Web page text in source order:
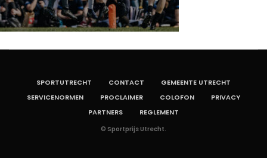
SPORTUTRECHT CONTACT
GEMEENTE UTRECHT
SERVICENORMEN
PROCLAIMER COLOFON
PRIVACY
PARTNERS
REGLEMENT
© Sportprijs Utrecht.